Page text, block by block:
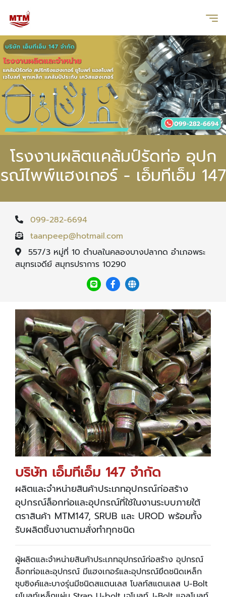
โรงงานผลิตแคล้มป์รัดท่อ อุปก
รณ์ไพพ์แฮงเกอร์ - เอ็มทีเอ็ม 147
099-282-6694
taanpeep@hotmail.com
557/3 หมู่ที่ 10 ตำบลในคลองบางปลากด อำเภอพระ
สมุทรเจดีย์ สมุทรปราการ 10290
บริษัท เอ็มทีเอ็ม 147 จำกัด
ผลิตและจำหน่ายสินค้าประเภทอุปกรณ์ก่อสร้าง
อุปกรณ์ล็อกท่อและอุปกรณ์ที่ใช้ในงานระบบภายใต้
ตราสินค้า MTM147, SRUB และ UROD พร้อมทั้ง
รับผลิตชิ้นงานตามสั่งทำทุกชนิด
ผู้ผลิตและจำหน่ายสินค้าประเภทอุปกรณ์ก่อสร้าง อุปกรณ์
ล็อกท่อและอุปกรณ์ มีแฮงเกอร์และอุปกรณ์ยึดชนิดเหล็ก
ชุบซิงค์และบางรุ่นมีชนิดสแตนเลส โบลท์สแตนเลส U-Bolt